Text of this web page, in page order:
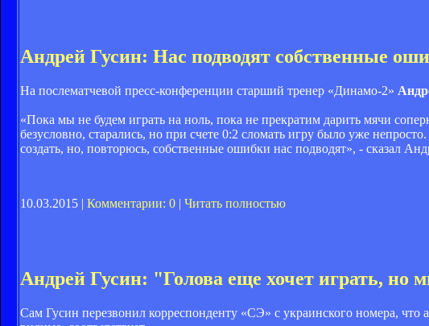
Андрей Гусин: Нас подводят собственные
На послематчевой пресс-конференции старший тренер «Динамо-2»
«Пока мы не будем играть на ноль, пока не прекратим дарить мячи
безусловно, старались, но при счете 0:2 сломать игру было уже
создать, но, повторюсь, собственные ошибки нас подводят», - сказал
10.03.2015 | Комментарии: 0 | Читать полностью
Андрей Гусин: "Голова еще хочет играть,
Сам Гусин перезвонил корреспонденту «СЭ» с украинского номера,